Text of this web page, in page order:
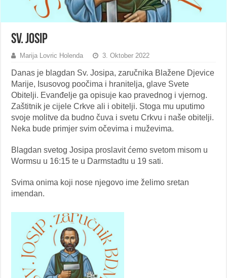
Sv. Josip
Marija Lovric Holenda 3. Oktober 2022
Danas je blagdan Sv. Josipa, zaručnika Blažene Djevice
Marije, Isusovog poočima i hranitelja, glave Svete
Obitelji. Evanđelje ga opisuje kao pravednog i vjernog.
Zaštitnik je cijele Crkve ali i obitelji. Stoga mu uputimo
svoje molitve da budno čuva i svetu Crkvu i naše obitelji.
Neka bude primjer svim očevima i muževima.
Blagdan svetog Josipa proslavit ćemo svetom misom u
Wormsu u 16:15 te u Darmstadtu u 19 sati.
Svima onima koji nose njegovo ime želimo sretan
imendan.